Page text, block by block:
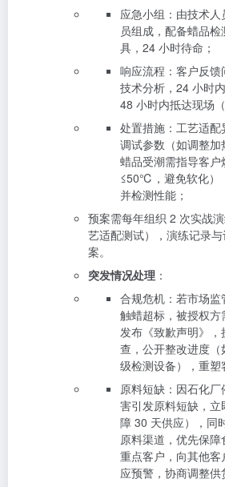
应急小组：由技术
员组成，配备蜡品
具，24 小时待命；
响应流程：客户反
技术分析，24 小时
48 小时内抵达现场
处置措施：工艺适
调试参数（如调整加
蜡品受潮需指导客
≤50℃，避免软化）
并检测性能；
预案需每年组织 2 次实战
艺适配测试），演练记录
案。
突发情况处理 ：
合规危机：若市场
触蜡超标，被授权方
发布《致歉声明》
查，公开整改进度
级检测设备），重塑
原料短缺：因石化
害引发原料短缺，
障 30 天供应），同
原料渠道，优先保
重点客户，向其他
应预警，协商调整供